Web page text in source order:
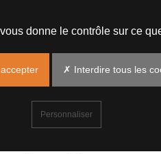
donne le contrôle sur ce
✗ Interdire tous les
Personnaliser